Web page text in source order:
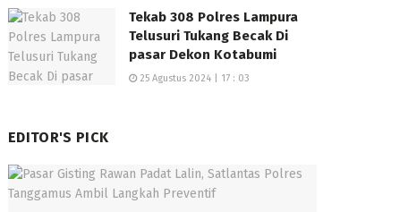
Tekab 308 Polres Lampura
Telusuri Tukang Becak Di
pasar Dekon Kotabumi
25 Agustus 2024 | 17 : 03
EDITOR'S PICK